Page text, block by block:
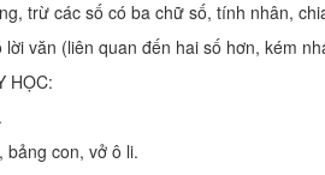
trừ các số có ba chữ số, tính nhân,
lời văn (liên quan đến hai số hơn, kém
HỌC:
bảng con, vở ô li.